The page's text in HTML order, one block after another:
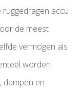
accu
de meest
vermogen als
worden
dampen en